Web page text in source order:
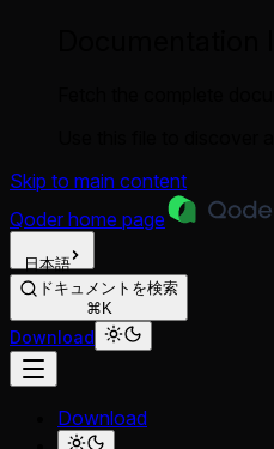
Skip to main content
Qoder home page
日本語
ドキュメントを検索
⌘K
Download
Download